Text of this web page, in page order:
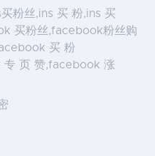
粉丝,ins 买 粉,ins 买
买粉丝,facebook粉丝购
买 粉
页 赞,facebook 涨